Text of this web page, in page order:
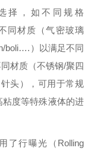
择，如不同规格
同材质（气密玻璃
boli….）以满足不同
材质（不锈钢/聚四
头），可用于常规
度等特殊液体的进
了行曝光（Rolling